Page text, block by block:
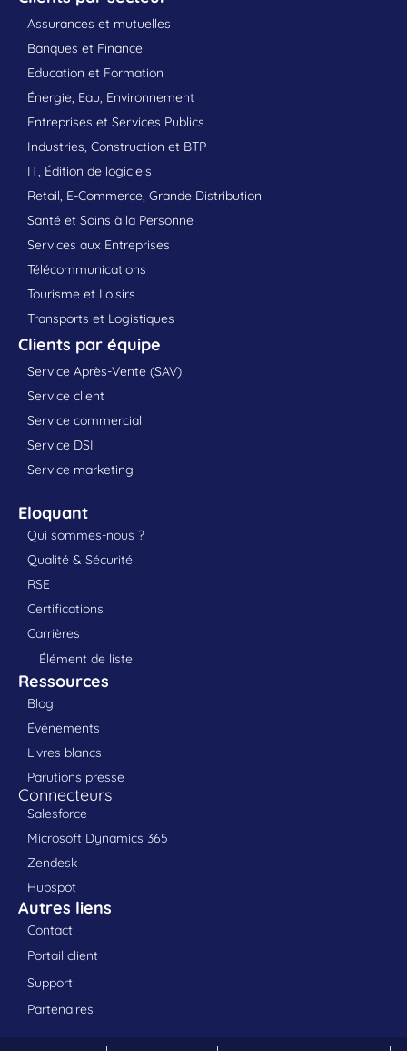
Assurances et mutuelles
Banques et Finance
Education et Formation
Énergie, Eau, Environnement
Entreprises et Services Publics
Industries, Construction et BTP
IT, Édition de logiciels
Retail, E-Commerce, Grande Distribution
Santé et Soins à la Personne
Services aux Entreprises
Télécommunications
Tourisme et Loisirs
Transports et Logistiques
Clients par équipe
Service Après-Vente (SAV)
Service client
Service commercial
Service DSI
Service marketing
Eloquant
Qui sommes-nous ?
Qualité & Sécurité
RSE
Certifications
Carrières
Élément de liste
Ressources
Blog
Événements
Livres blancs
Parutions presse
Connecteurs
Salesforce
Microsoft Dynamics 365
Zendesk
Hubspot
Autres liens
Contact
Portail client
Support
Partenaires